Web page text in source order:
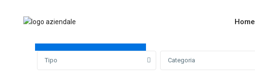
Home
Tipo Categoria